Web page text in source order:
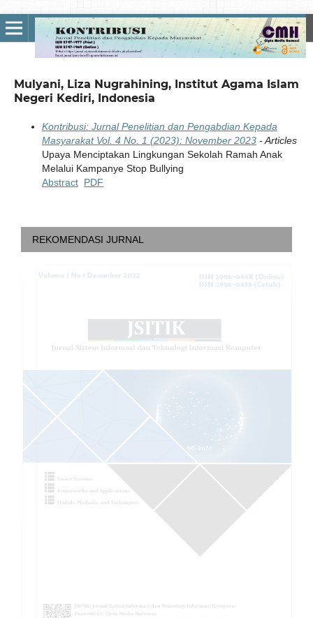
Mulyani, Liza Nugrahining, Institut Agama Islam
Negeri Kediri, Indonesia
Kontribusi: Jurnal Penelitian dan Pengabdian Kepada
Masyarakat Vol. 4 No. 1 (2023): November 2023- Articles
Upaya Menciptakan Lingkungan Sekolah Ramah Anak
Melalui Kampanye Stop Bullying
Abstract PDF
REKOMENDASI JURNAL